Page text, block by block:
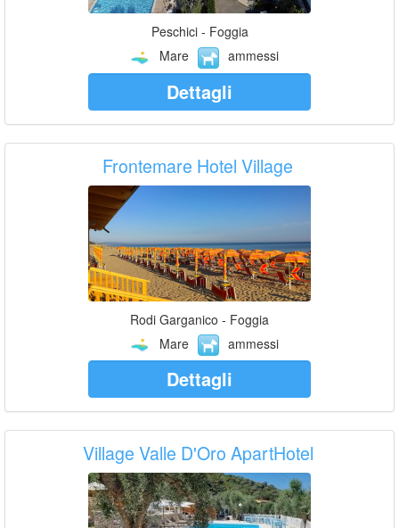
Peschici - Foggia
Mare
ammessi
Dettagli
Frontemare Hotel Village
Rodi Garganico - Foggia
Mare
ammessi
Dettagli
Village Valle D'Oro ApartHotel